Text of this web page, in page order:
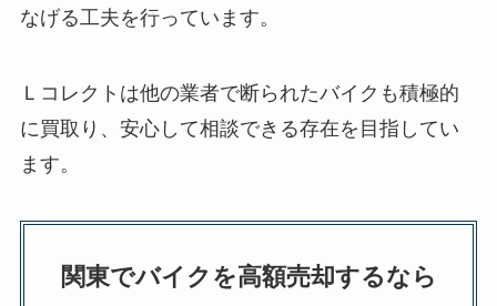
なげる工夫を行っています。
Ｌコレクトは他の業者で断られたバイクも積極的
に買取り、安心して相談できる存在を目指してい
ます。
関東でバイクを高額売却するなら